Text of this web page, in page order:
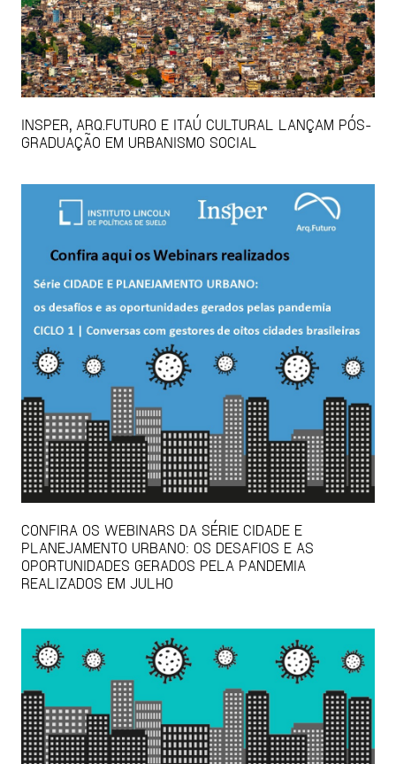
INSPER, ARQ.FUTURO E ITAÚ CULTURAL LANÇAM PÓS-
GRADUAÇÃO EM URBANISMO SOCIAL
CONFIRA OS WEBINARS DA SÉRIE CIDADE E
PLANEJAMENTO URBANO: OS DESAFIOS E AS
OPORTUNIDADES GERADOS PELA PANDEMIA
REALIZADOS EM JULHO